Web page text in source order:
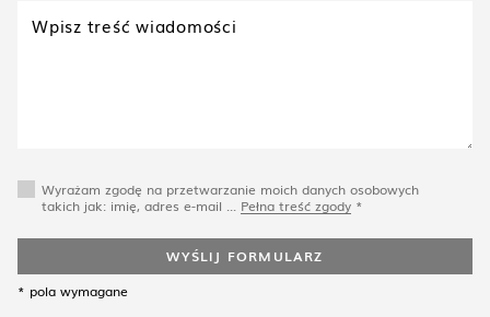
Wyrażam zgodę na przetwarzanie moich danych osobowych
takich jak: imię, adres e-mail ... Pełna treść zgody *
WYŚLIJ FORMULARZ
* pola wymagane